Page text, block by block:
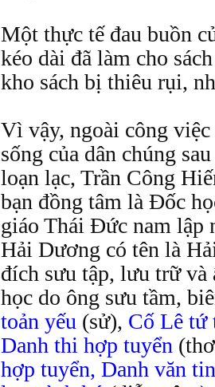
Một thực tế đau buồn
kéo dài đã làm cho
kho sách bị thiêu rụi,
Vì vậy, ngoài công
sống của dân chúng
loạn lạc, Trần Công
bạn đồng tâm là Đốc
giáo Thái Đức nam lập
Hải Dương có tên là
đích sưu tập, lưu trữ và
học do ông sưu tầm,
toản yếu (sử), Cố Lê tứ
Danh thi hợp tuyển
hợp tuyển, Danh văn